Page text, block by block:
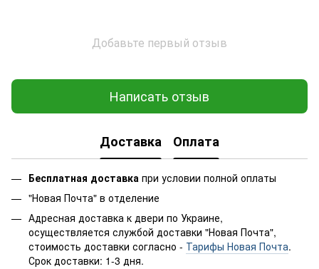
Добавьте первый отзыв
Написать отзыв
Доставка Оплата
Бесплатная доставка при условии полной оплаты
"Новая Почта" в отделение
Адресная доставка к двери по Украине,
осуществляется службой доставки "Новая Почта",
стоимость доставки согласно - Тарифы Новая Почта.
Срок доставки: 1-3 дня.